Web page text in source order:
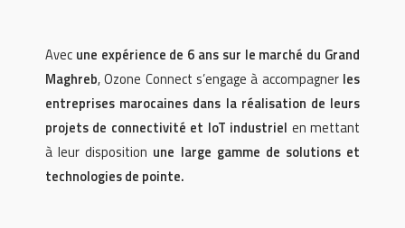
Avec une expérience de 6 ans sur le marché du Grand
Maghreb, Ozone Connect s’engage à accompagner les
entreprises marocaines dans la réalisation de leurs
projets de connectivité et IoT industriel en mettant
à leur disposition une large gamme de solutions et
technologies de pointe.